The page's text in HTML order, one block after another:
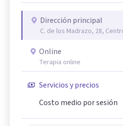
Dirección principal
C. de los Madrazo, 28,
Online
Terapia online
Servicios y precios
Costo medio por sesión